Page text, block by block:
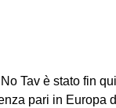
No Tav è stato fin
pari in Europa